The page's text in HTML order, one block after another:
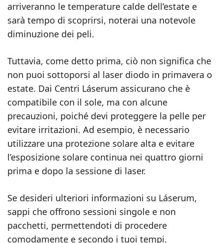
arriveranno le temperature calde dell’estate e
sarà tempo di scoprirsi, noterai una notevole
diminuzione dei peli.
Tuttavia, come detto prima, ciò non significa che
non puoi sottoporsi al laser diodo in primavera o
estate. Dai Centri Láserum assicurano che è
compatibile con il sole, ma con alcune
precauzioni, poiché devi proteggere la pelle per
evitare irritazioni. Ad esempio, è necessario
utilizzare una protezione solare alta e evitare
l’esposizione solare continua nei quattro giorni
prima e dopo la sessione di laser.
Se desideri ulteriori informazioni su Láserum,
sappi che offrono sessioni singole e non
pacchetti, permettendoti di procedere
comodamente e secondo i tuoi tempi.